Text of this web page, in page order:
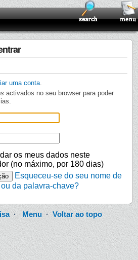
uma conta
activados no seu browser para poder
os meus dados neste
(no máximo, por 180 dias)
Esqueceu-se do seu nome de
da palavra-chave?
·Menu ·Voltar ao topo